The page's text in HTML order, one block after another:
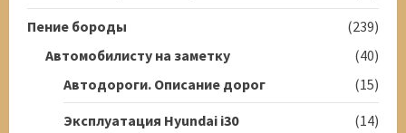
Пение бороды
(239)
Автомобилисту на заметку
(40)
Автодороги. Описание дорог
(15)
Эксплуатация Hyundai i30
(14)